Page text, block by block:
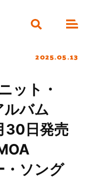
2025.05.13
ット・
バム
30日発売
・ソング